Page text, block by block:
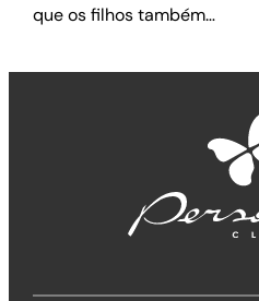
que os filhos também…